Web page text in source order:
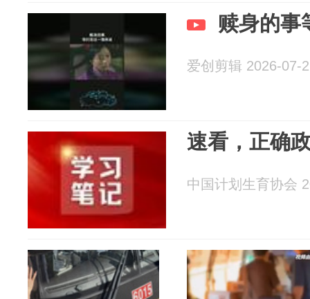
赎身的事
爱创剪辑 2026-07-
速看，正确
中国计划生育协会